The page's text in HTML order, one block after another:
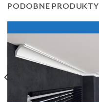
PODOBNE PRODUKTY